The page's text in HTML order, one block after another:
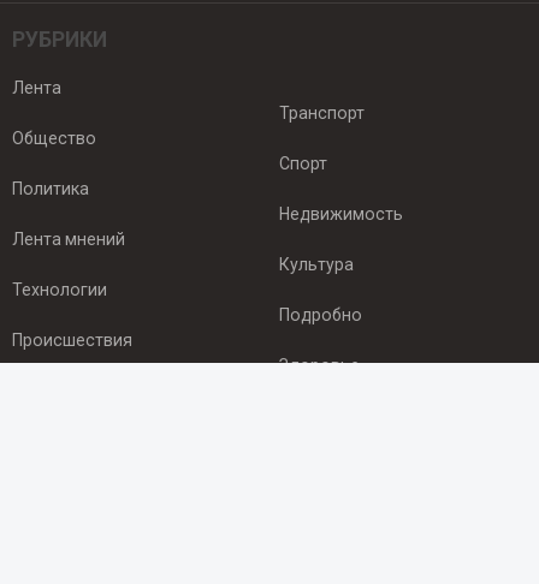
РУБРИКИ
Лента
Общество
Политика
Лента мнений
Технологии
Происшествия
Транспорт
Спорт
Недвижимость
Культура
Подробно
Здоровье